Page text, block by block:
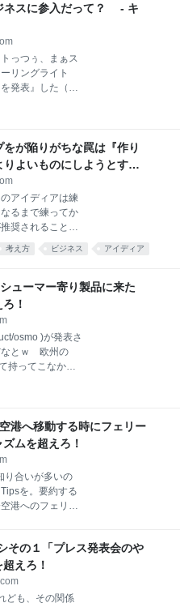
ィアがその適当
伝えるのはどう
と軽量でもあ
ディアなんだ
ネタ（ここでい
句を調査なくそ
ネスに参入だって？ - キ
っつぅ、まぁス
リングライト
発表』した（
）。ま
あんまりソニー
がギョーカイ的
は、2016年度
事業者や住宅会
い。小ロッ
はほとんど来て
ースはこのポイ
ろ。パナはもと
が陥りがちな罠は『作り
よいものにしようとす
アイディアは練
るまで練ってか
奨されることが
作っては壊し作
れがち。ハード
なーと感じる。
ていたら5年経
り始める前ま
ないよ、と。逆
ってみるまで何
いことが多く、
踊るフレーズ
考え方 ビジネス アイディア
ューマー寄り製品に来た
！
osmo )が発表さ
なとｗ 欧州の
持ってこなかっ
うミスっていよ
かぁ、思った
まぁモノは
っけただけ....
Inspire1用のカ
らないし、そも
たことがないん
港へ移動する時にフェリー
ムを超えろ！
り合いが多いの
を。要約する
港へのフェリー
ェリー」と考え
（約
や，バニラ
ないなどフェリ
その１「プレス発表会のや
えろ！
ども、その関係